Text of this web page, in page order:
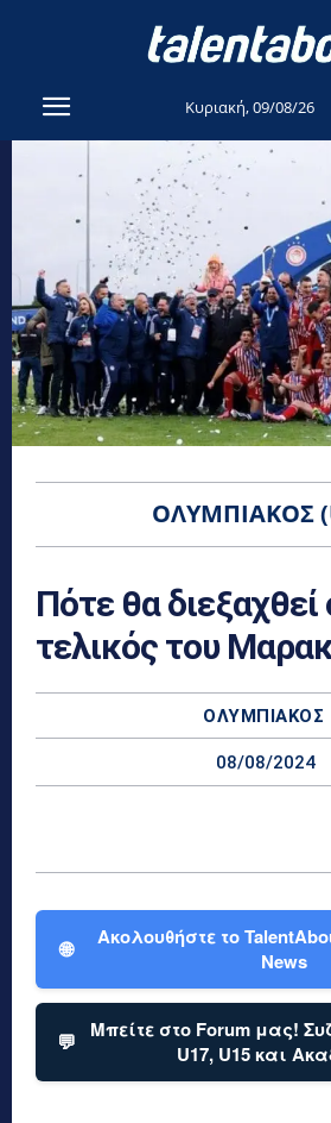
Κυριακή, 09/08/26
ΟΛΥΜΠΙΑΚΌΣ
Πότε θα
τελικός του
ΟΛΥΜΠΙΑΚΌΣ
08/08/2024
🌐
Ακολουθήστε το
News
💬
Μπείτε στο Forum μας!
U17, U15 και